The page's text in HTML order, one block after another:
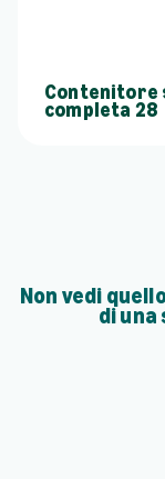
Contenitore
completa 28
Non vedi
di una